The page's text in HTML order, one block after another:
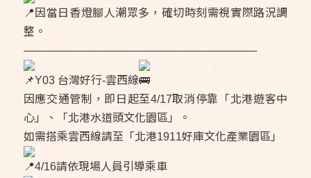
因當日香燈腳人潮眾多，確切時刻需視實際路況調
整。
—————————————————————
Y03 台灣好行-雲西線
因應交通管制，即日起至4/17取消停靠「北港遊客中
心」、「北港水道頭文化園區」。
如需搭乘雲西線請至「北港1911好庫文化產業園區」
4/16請依現場人員引導乘車